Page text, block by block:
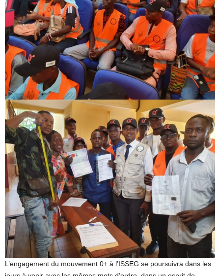
L’engagement du mouvement 0+ à l’ISSEG se poursuivra dans les